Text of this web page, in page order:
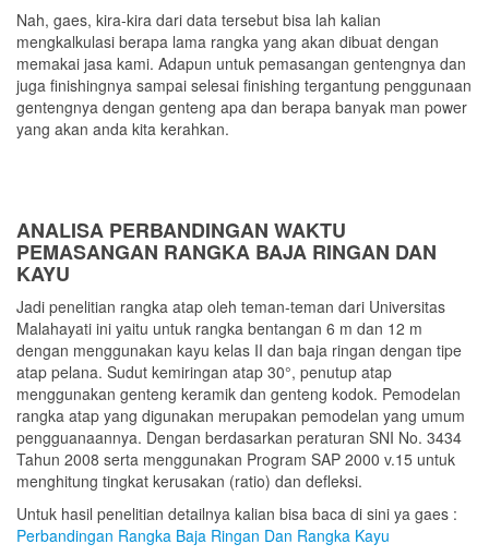
Nah, gaes, kira-kira dari data tersebut bisa lah kalian
mengkalkulasi berapa lama rangka yang akan dibuat dengan
memakai jasa kami. Adapun untuk pemasangan gentengnya dan
juga finishingnya sampai selesai finishing tergantung penggunaan
gentengnya dengan genteng apa dan berapa banyak man power
yang akan anda kita kerahkan.
ANALISA PERBANDINGAN WAKTU
PEMASANGAN RANGKA BAJA RINGAN DAN
KAYU
Jadi penelitian rangka atap oleh teman-teman dari Universitas
Malahayati ini yaitu untuk rangka bentangan 6 m dan 12 m
dengan menggunakan kayu kelas II dan baja ringan dengan tipe
atap pelana. Sudut kemiringan atap 30°, penutup atap
menggunakan genteng keramik dan genteng kodok. Pemodelan
rangka atap yang digunakan merupakan pemodelan yang umum
pengguanaannya. Dengan berdasarkan peraturan SNI No. 3434
Tahun 2008 serta menggunakan Program SAP 2000 v.15 untuk
menghitung tingkat kerusakan (ratio) dan defleksi.
Untuk hasil penelitian detailnya kalian bisa baca di sini ya gaes :
Perbandingan Rangka Baja Ringan Dan Rangka Kayu